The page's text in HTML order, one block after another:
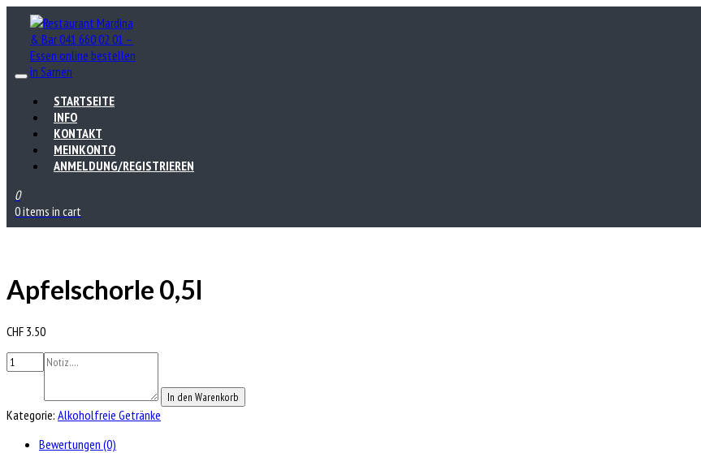
STARTSEITE
INFO
KONTAKT
MEINKONTO
ANMELDUNG/REGISTRIEREN
0
0 items in cart
Apfelschorle 0,5l
CHF 3.50
In den Warenkorb
Kategorie: Alkoholfreie Getränke
Bewertungen (0)